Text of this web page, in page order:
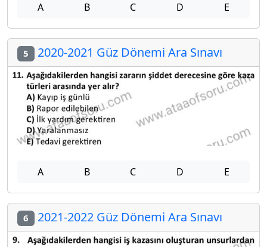
A B C D E
5 2020-2021 Güz Dönemi Ara Sınavı
A B C D E
6 2021-2022 Güz Dönemi Ara Sınavı